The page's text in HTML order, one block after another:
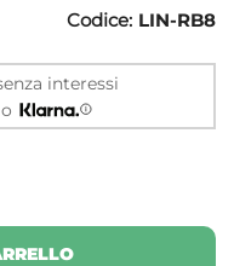
Codice: LIN-RB8
interessi
o